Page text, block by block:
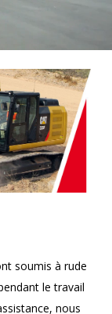
soumis à rude
le travail
nous